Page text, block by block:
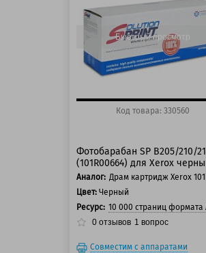
150 баллов
Быстрый просмотр
Код товара: 330560
Фотобарабан SP B205/210/
(101R00664) для Xerox
Аналог:
Цвет: Черный
Ресурс: 10 000 страниц
0 отзывов 1 вопрос
Совместим с аппаратами